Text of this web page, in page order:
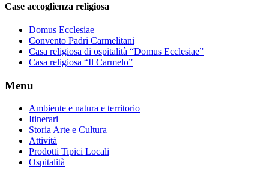
Case accoglienza religiosa
Domus Ecclesiae
Convento Padri Carmelitani
Casa religiosa di ospitalità “Domus Ecclesiae”
Casa religiosa “Il Carmelo”
Menu
Ambiente e natura e territorio
Itinerari
Storia Arte e Cultura
Attività
Prodotti Tipici Locali
Ospitalità